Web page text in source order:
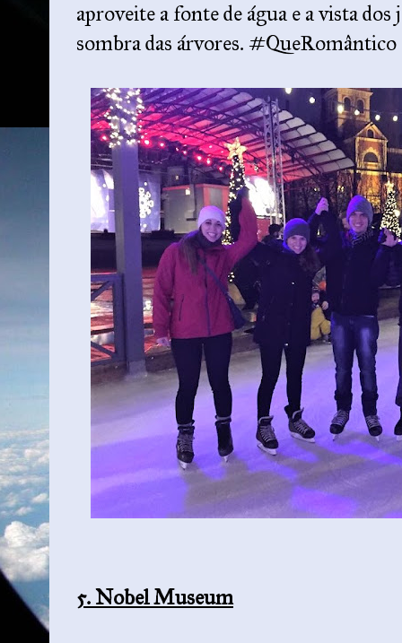
aproveite a fonte de água e a vista
sombra das árvores. #QueRomântico
5. Nobel Museum